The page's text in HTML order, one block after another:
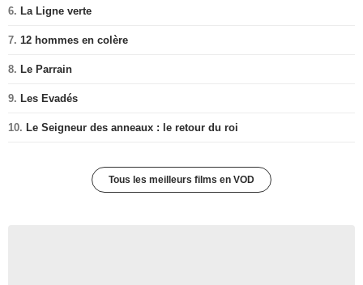
6. La Ligne verte
7. 12 hommes en colère
8. Le Parrain
9. Les Evadés
10. Le Seigneur des anneaux : le retour du roi
Tous les meilleurs films en VOD